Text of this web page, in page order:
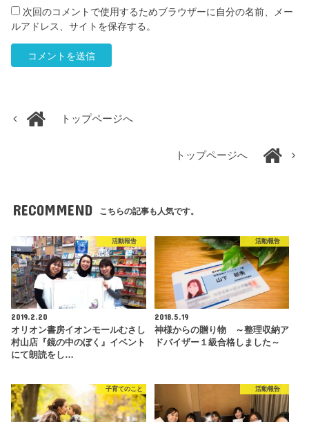
次回のコメントで使用するためブラウザーに自分の名前、メー
ルアドレス、サイトを保存する。
トップページへ
トップページへ
RECOMMEND こちらの記事も人気です。
活動報告
2019.2.20
オリオン書房イオンモールむさし
村山店『鏡の中のぼく』イベント
にて朗読をし…
活動報告
2018.5.19
神様からの贈り物 ～整理収納ア
ドバイザー１級合格しました～
子育てのこと 活動報告